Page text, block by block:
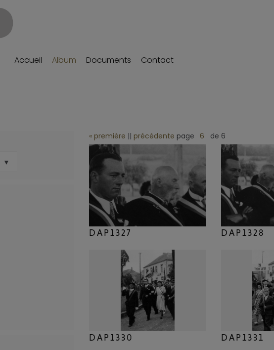
Accueil Album Documents Contact
« première || précédente page de 6
DAP1327 DAP1328
DAP1330 DAP1331